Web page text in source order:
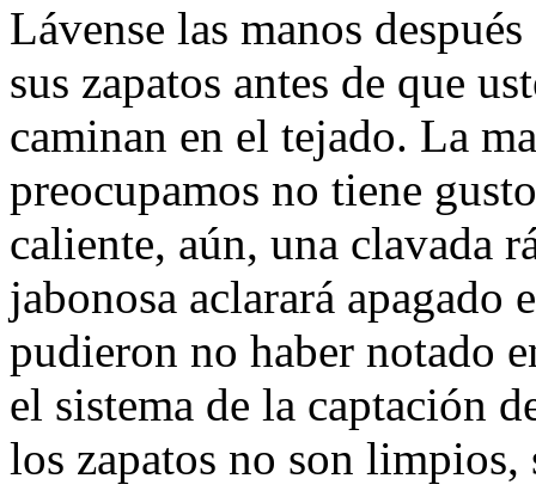
Lávense las manos
sus zapatos antes de que
caminan en el tejado. La
preocupamos no tiene
caliente, aún, una clavada
jabonosa aclarará apagado
pudieron no haber notado
el sistema de la captación
los zapatos no son